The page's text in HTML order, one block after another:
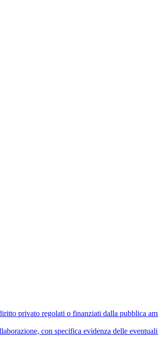
privato regolati o finanziati dalla pubblica
con specifica evidenza delle